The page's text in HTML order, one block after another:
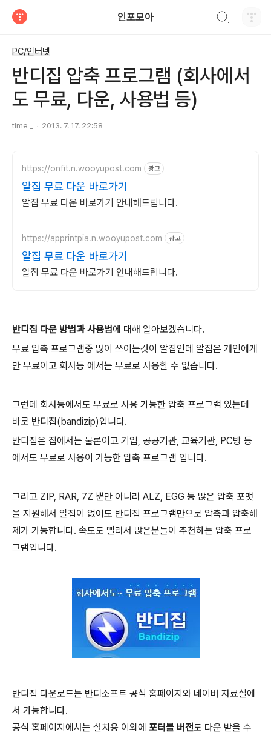
인포모아
PC/인터넷
반디집 압축 프로그램 (회사에서
도 무료, 다운, 사용법 등)
time _ 2013. 7. 17. 22:58
https://onfit.n.wooyupost.com 광고
알집 무료 다운 바로가기
알집 무료 다운 바로가기 안내해드립니다.
https://apprintpia.n.wooyupost.com 광고
알집 무료 다운 바로가기
알집 무료 다운 바로가기 안내해드립니다.
반디집 다운 방법과 사용법에 대해 알아보겠습니다.
무료 압축 프로그램중 많이 쓰이는것이 알집인데 알집은 개인에게
만 무료이고 회사등 에서는 무료로 사용할 수 없습니다.
그런데 회사등에서도 무료로 사용 가능한 압축 프로그램 있는데
바로 반디집(bandizip)입니다.
반디집은 집에서는 물론이고 기업, 공공기관, 교육기관, PC방 등
에서도 무료로 사용이 가능한 압축 프로그램 입니다.
그리고 ZIP, RAR, 7Z 뿐만 아니라 ALZ, EGG 등 많은 압축 포맷
을 지원해서 알집이 없어도 반디집 프로그램만으로 압축과 압축해
제가 가능합니다. 속도도 빨라서 많은분들이 추천하는 압축 프로
그램입니다.
반디집 다운로드는 반디소프트 공식 홈페이지와 네이버 자료실에
서 가능합니다.
공식 홈페이지에서는 설치용 이외에 포터블 버전도 다운 받을 수